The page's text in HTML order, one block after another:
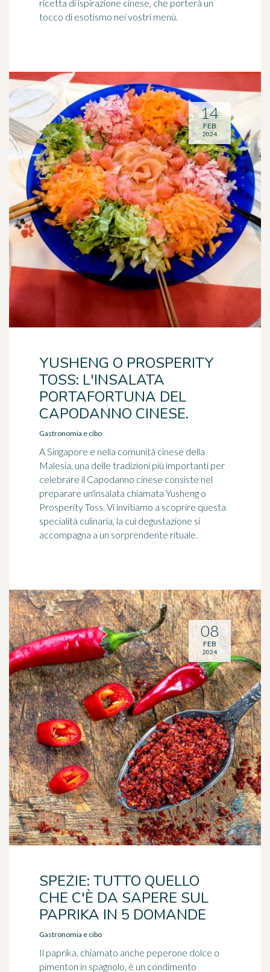
ricetta di ispirazione cinese, che porterà un
tocco di esotismo nei vostri menù.
YUSHENG O PROSPERITY
TOSS: L'INSALATA
PORTAFORTUNA DEL
CAPODANNO CINESE.
Gastronomia e cibo
A Singapore e nella comunità cinese della
Malesia, una delle tradizioni più importanti per
celebrare il Capodanno cinese consiste nel
preparare un'insalata chiamata Yusheng o
Prosperity Toss. Vi invitiamo a scoprire questa
specialità culinaria, la cui degustazione si
accompagna a un sorprendente rituale.
14
FEB
2024
SPEZIE: TUTTO QUELLO
CHE C'È DA SAPERE SUL
PAPRIKA IN 5 DOMANDE
Gastronomia e cibo
Il paprika, chiamato anche peperone dolce o
pimenton in spagnolo, è un condimento
08
FEB
2024